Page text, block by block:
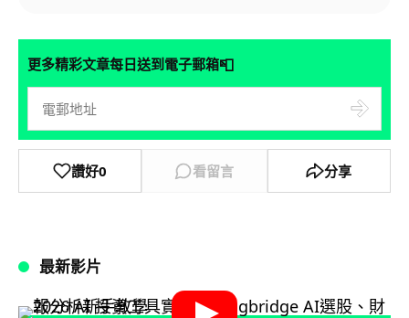
更多精彩文章每日送到電子郵箱📮
讚好0 看留言 分享
最新影片